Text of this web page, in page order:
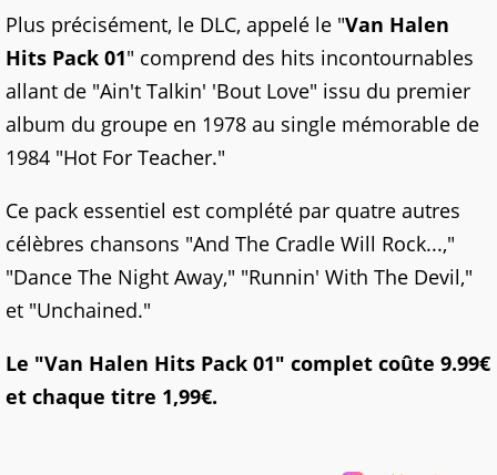
Plus précisément, le DLC, appelé le "Van Halen
Hits Pack 01" comprend des hits incontournables
allant de "Ain't Talkin' 'Bout Love" issu du premier
album du groupe en 1978 au single mémorable de
1984 "Hot For Teacher."
Ce pack essentiel est complété par quatre autres
célèbres chansons "And The Cradle Will Rock...,"
"Dance The Night Away," "Runnin' With The Devil,"
et "Unchained."
Le "Van Halen Hits Pack 01" complet coûte 9.99€
et chaque titre 1,99€.